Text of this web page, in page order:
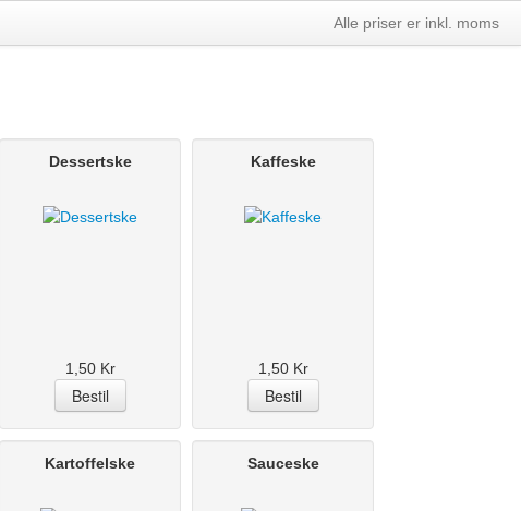
Alle priser er inkl. moms
Dessertske
1,50 Kr
Kaffeske
1,50 Kr
Kartoffelske Sauceske